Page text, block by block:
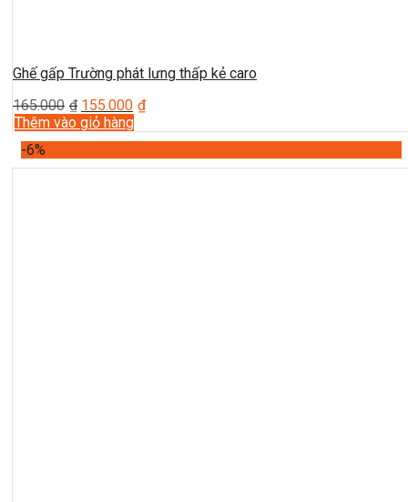
Ghế gấp Trường phát lưng thấp kẻ caro
165.000 ₫ 155.000 ₫
Thêm vào giỏ hàng
-6%